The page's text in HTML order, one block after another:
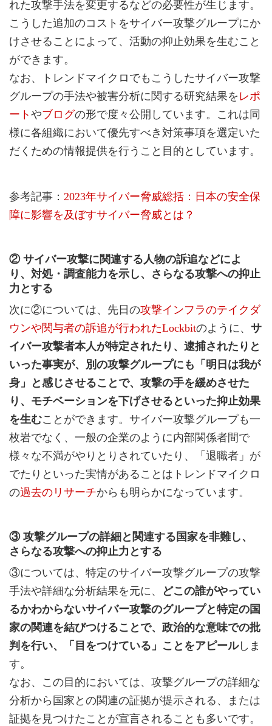
れた攻撃手法を変更するなどの必要性が生じます。
こうした追加のコストをサイバー攻撃グループにか
けさせることによって、活動の抑止効果を生むこと
ができます。
なお、トレンドマイクロでもこうしたサイバー攻撃
グループの手法や被害分析に関する研究結果を レポ
ート やブログの形で度々公開しています。これは同
様に各組織において優先すべき対策事項を選定いた
だくための情報提供を行うこと目的としています。
参考記事： 2023年サイバー脅威総括：日本の安全保
障に影響を及ぼすサイバー脅威とは？
② サイバー攻撃に関連する人物の訴追などによ
り、対処・調査能力を示し、さらなる攻撃への抑止
力とする
次に②については、先日の攻撃インフラのテイクダ
ウンや関与者の訴追が行われたLockbitのように、 サ
イバー攻撃者本人が特定されたり、逮捕されたりと
いった事実が、別の攻撃グループにも「明日は我が
身」と感じさせることで、攻撃の手を緩めさせた
り、モチベーションを下げさせるといった抑止効果
を生むことができます。サイバー攻撃グループも一
枚岩でなく、一般の企業のように内部関係者間で
様々な不満がやりとりされていたり、「退職者」が
でたりといった実情があることはトレンドマイクロ
の過去のリサーチからも明らかになっています。
③ 攻撃グループの詳細と関連する国家を非難し、
さらなる攻撃への抑止力とする
③については、特定のサイバー攻撃グループの攻撃
手法や詳細な分析結果を元に、
どこの誰がやってい
るかわからないサイバー攻撃のグループと特定の国
家の関連を結びつけることで、政治的な意味での批
判を行い、「目をつけている」ことをアピールしま
す。
なお、この目的においては、攻撃グループの詳細な
分析から国家との関連の証拠が提示される、または
証拠を見つけたことが宣言されることも多いです。